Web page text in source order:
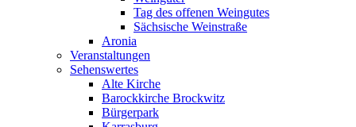
Tag des offenen Weingutes
Sächsische Weinstraße
Aronia
Veranstaltungen
Sehenswertes
Alte Kirche
Barockkirche Brockwitz
Bürgerpark